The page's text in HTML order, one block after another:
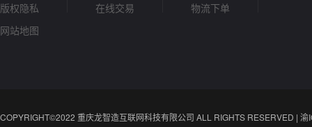
版权隐私
网站地图
在线交易
物流下单
COPYRIGHT©2022 重庆龙智造互联网科技有限公司 ALL RIGHTS RESERVED | 渝